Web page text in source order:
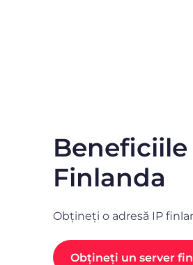
Finlanda
Obțineți o adresă IP
Obțineți un server